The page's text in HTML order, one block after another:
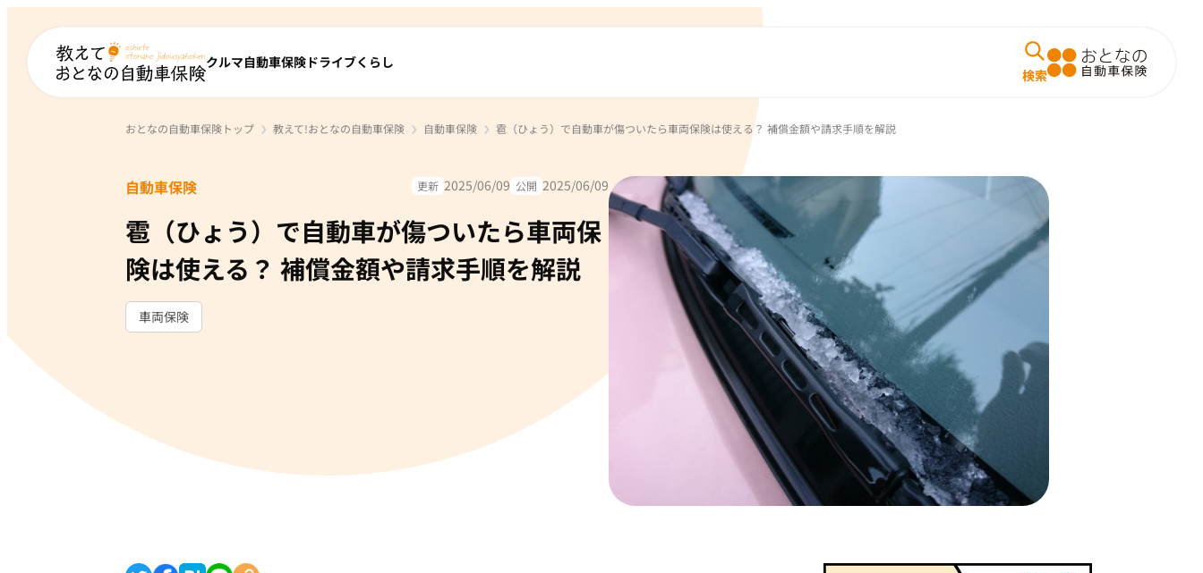
クルマ自動車保険ドライブくらし
おとなの自動車保険トップ 教えて!おとなの自動車保険 自動車保険 雹（ひょう）で自動車が傷ついたら車両保険は使える？ 補償金額や請求手順を解説
自動車保険
雹（ひょう）で自動車が傷ついたら車両保
険は使える？ 補償金額や請求手順を解説
車両保険
更新 2025/06/09 公開 2025/06/09